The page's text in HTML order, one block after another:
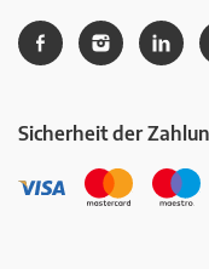
Sicherheit der